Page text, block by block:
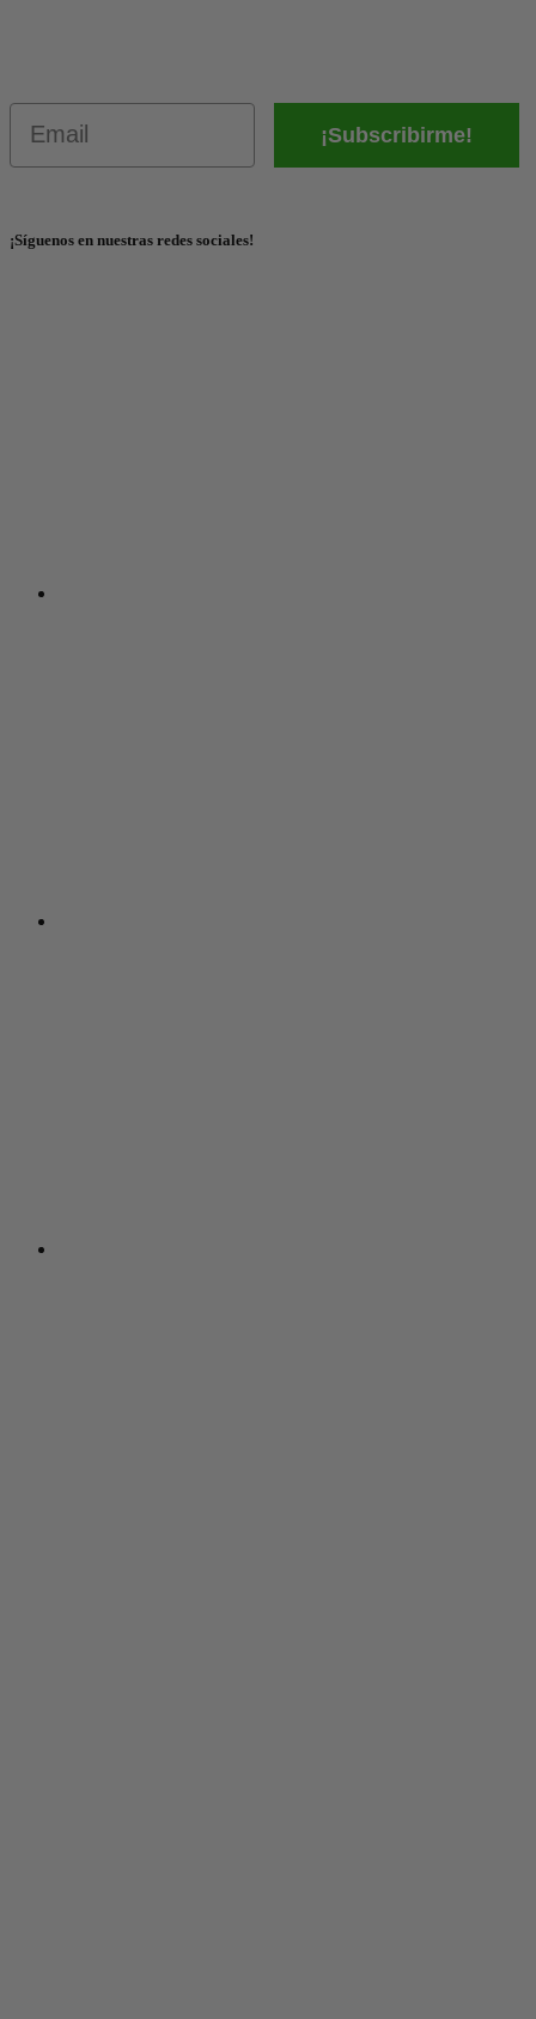
Email
¡Subscribirme!
¡Síguenos en nuestras redes sociales!